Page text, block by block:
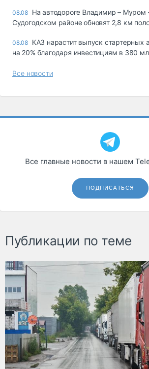
08.08 На автодороге Владимир – Муром
Судогодском районе обновят 2,8 км
08.08 КАЗ нарастит выпуск стартерных
на 20% благодаря инвестициям в 380
Все новости
Все главные новости в нашем
ПОДПИСАТЬСЯ
Публикации по теме